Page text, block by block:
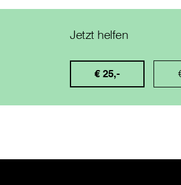
Jetzt helfen
€ 25,-